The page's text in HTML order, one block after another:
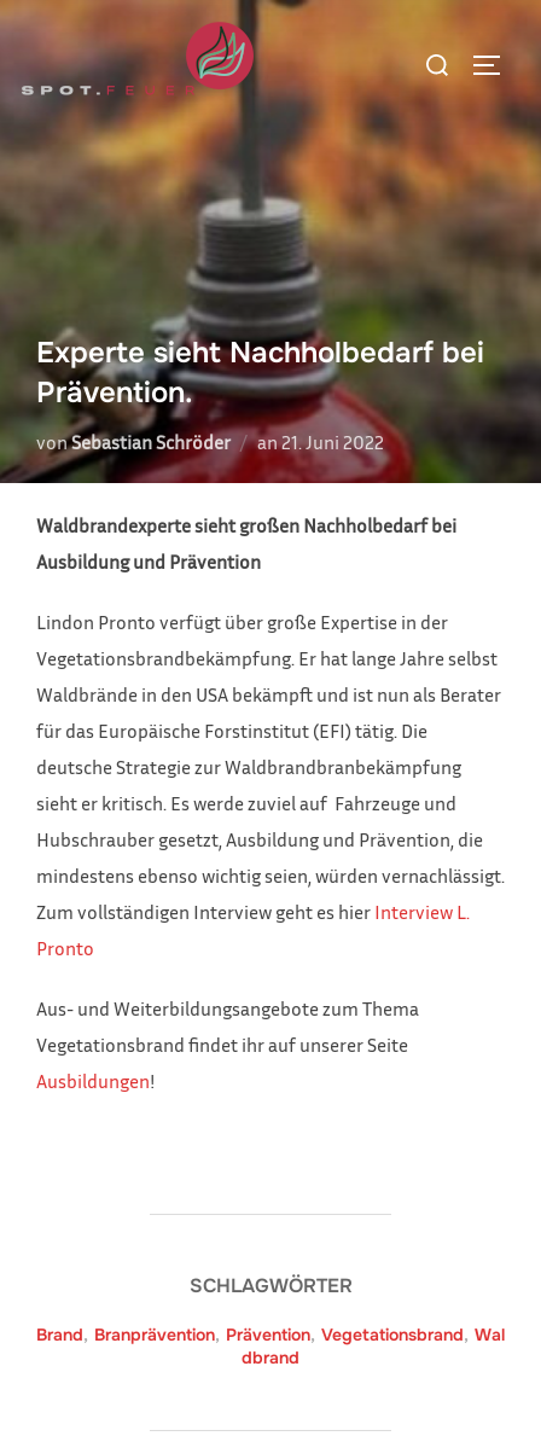
Inhalt
springen
Suchen
nach:
Experte sieht Nachholbedarf bei
Prävention.
vonSebastian Schröder anVeröffentlicht
am
21. Juni 2022
Waldbrandexperte sieht großen Nachholbedarf bei
Ausbildung und Prävention
Lindon Pronto verfügt über große Expertise in der
Vegetationsbrandbekämpfung. Er hat lange Jahre selbst
Waldbrände in den USA bekämpft und ist nun als Berater
für das Europäische Forstinstitut (EFI) tätig. Die
deutsche Strategie zur Waldbrandbranbekämpfung
sieht er kritisch. Es werde zuviel auf Fahrzeuge und
Hubschrauber gesetzt, Ausbildung und Prävention, die
mindestens ebenso wichtig seien, würden vernachlässigt.
Zum vollständigen Interview geht es hier Interview L.
Pronto
Aus- und Weiterbildungsangebote zum Thema
Vegetationsbrand findet ihr auf unserer Seite
Ausbildungen!
SCHLAGWÖRTER
Brand, Branprävention, Prävention, Vegetationsbrand, Wal
dbrand